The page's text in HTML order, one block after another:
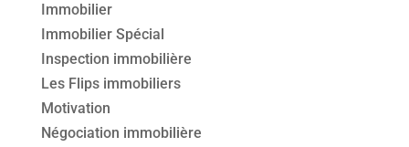
Immobilier
Immobilier Spécial
Inspection immobilière
Les Flips immobiliers
Motivation
Négociation immobilière